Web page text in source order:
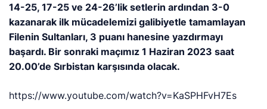
14-25, 17-25 ve 24-26’lik setlerin ardından 3-0
kazanarak ilk mücadelemizi galibiyetle tamamlayan
Filenin Sultanları, 3 puanı hanesine yazdırmayı
başardı. Bir sonraki maçımız 1 Haziran 2023 saat
20.00’de Sırbistan karşısında olacak.
https://www.youtube.com/watch?v=KaSPHFvH7Es